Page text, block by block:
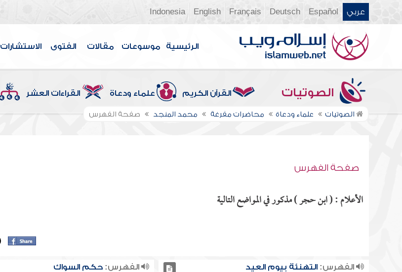
عربي Español
Deutsch
Français
English
Indonesia
الرئيسية موسوعات مقالات الفتوى الاستشارات
الصوتيات القرآن الكريم علماء ودعاة القراءات العشر
الصوتيات علماء ودعاة محاضرات مفرغة محمد المنجد صفحة الفهرس
صفحة الفهرس
الأعلام : ( ابن حجر ) مذكور في المواضع التالية
الفهرس:التهنئة بيوم العيد الفهرس: حكم السواك